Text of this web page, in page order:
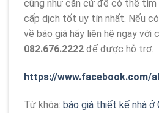
cũng như căn cứ để có thể
cấp dịch tốt uy tín nhất. Nếu
về báo giá hãy liên hệ ngay với
082.676.2222 để được hỗ trợ.
https://www.facebook.com/
Từ khóa: báo giá thiết kế nhà ở